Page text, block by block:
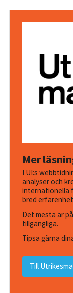
Mer
I UI:s
analyser och
internationella
bred
Det mesta är
tillgängliga.
Tipsa gärna
Till